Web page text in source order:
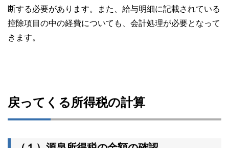
断する必要があります。また、給与明細に記載されている
控除項目の中の経費についても、会計処理が必要となって
きます。
戻ってくる所得税の計算